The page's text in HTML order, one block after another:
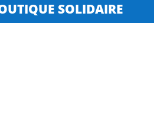
SOLIDAIRE